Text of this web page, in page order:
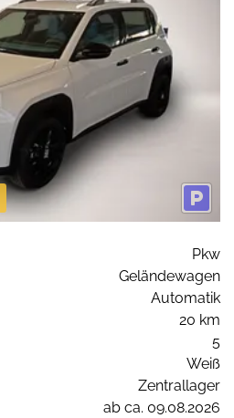
Pkw
Geländewagen
Automatik
20 km
5
Weiß
Zentrallager
ab ca. 09.08.2026